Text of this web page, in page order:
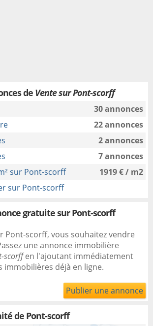
de Vente sur Pont-scorff
30 annonces
22 annonces
2 annonces
7 annonces
sur Pont-scorff
1919 € / m2
sur Pont-scorff
gratuite sur Pont-scorff
Pont-scorff, vous souhaitez vendre
une annonce immobilière
scorffen l'ajoutant immédiatement
immobilières déjà en ligne.
Publier une annonce
de Pont-scorff